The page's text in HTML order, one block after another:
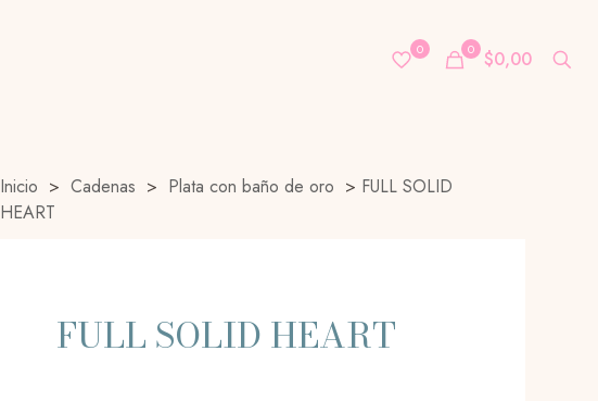
0 0 $0,00
Inicio > Cadenas > Plata con baño de oro > FULL SOLID
HEART
FULL SOLID HEART